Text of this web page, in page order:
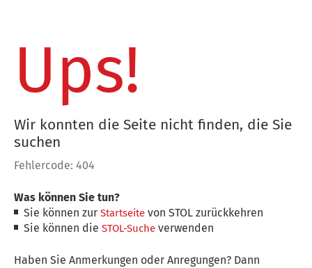
Ups!
Wir konnten die Seite nicht finden, die Sie
suchen
Fehlercode: 404
Was können Sie tun?
Sie können zurStartseite von STOL zurückkehren
Sie können dieSTOL-Suche verwenden
Haben Sie Anmerkungen oder Anregungen? Dann